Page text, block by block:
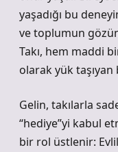
yaşadığı bu
ve toplumun
Takı, hem maddi
olarak yük taşıyan
Gelin, takılarla
“hediye”yi kabul
bir rol üstlenir: